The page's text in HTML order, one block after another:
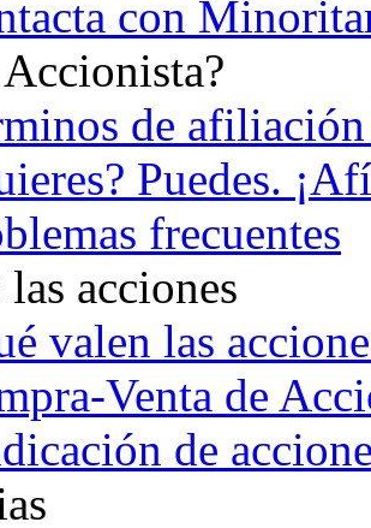
con
Accionista?
de
Puedes.
frecuentes
las acciones
valen las
Venta de
de